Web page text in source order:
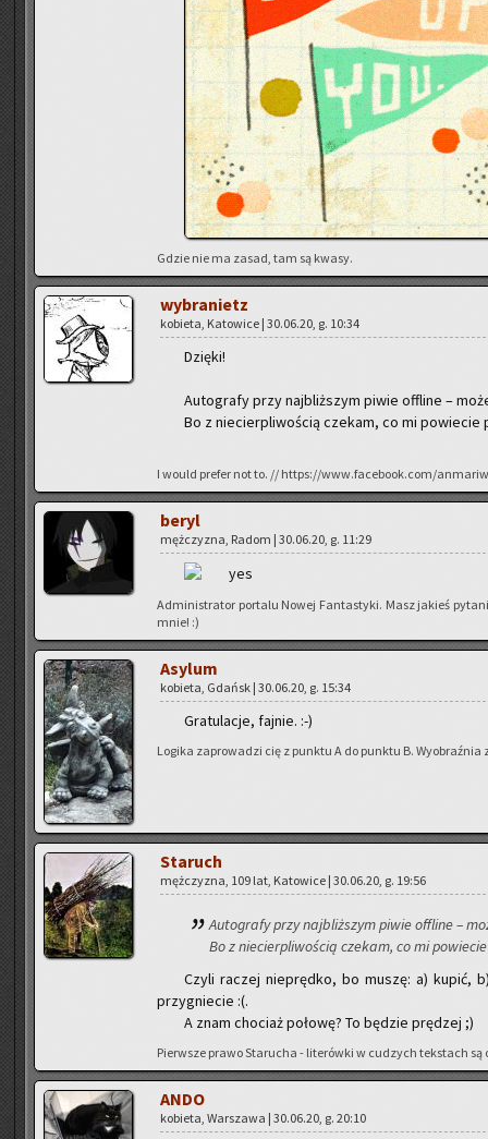
Gdzie nie ma zasad, tam są kwasy.
wy­bra­nietz
ko­bie­ta, Ka­to­wi­ce | 30.06.20, g. 10:34
Dzię­ki!
Au­to­gra­fy przy naj­bliż­szym piwie of­fli­ne –
Bo z nie­cier­pli­wo­ścią cze­kam, co mi po­wie­cie
I would pre­fer not to. // https://www.facebook.com/
beryl
męż­czy­zna, Radom | 30.06.20, g. 11:29
Ad­mi­ni­stra­tor por­ta­lu Nowej Fan­ta­sty­ki. Masz ja­kieś
mnie! :)
Asy­lum
ko­bie­ta, Gdańsk | 30.06.20, g. 15:34
Gra­tu­la­cje, faj­nie. :-)
Lo­gi­ka za­pro­wa­dzi cię z punk­tu A do punk­tu B. Wy­obraź­nia
Sta­ruch
męż­czy­zna, 109 lat, Ka­to­wi­ce | 30.06.20, g. 19:56
Au­to­gra­fy przy naj­bliż­szym piwie of­fli­ne –
Bo z nie­cier­pli­wo­ścią cze­kam, co mi
Czyli ra­czej nie­pręd­ko, bo muszę: a) kupić,
przy­gnie­cie :(.
A znam cho­ciaż po­ło­wę? To bę­dzie prę­dzej ;)
Pierw­sze prawo Sta­ru­cha - li­te­rów­ki w cu­dzych tek­stach
ANDO
ko­bie­ta, War­sza­wa | 30.06.20, g. 20:10